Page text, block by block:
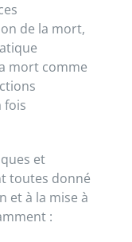
de la mort,
mort comme
fois
et
toutes donné
et à la mise à
: